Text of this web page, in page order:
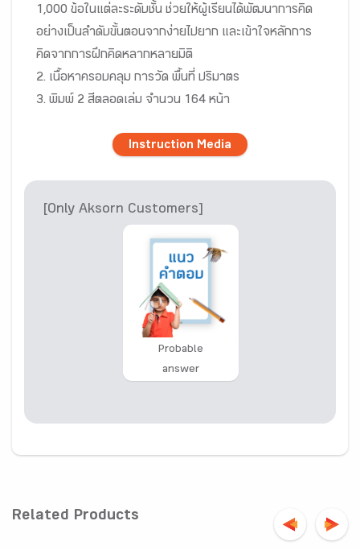
1,000 ข้อในแต่ละระดับชั้น ช่วยให้ผู้เรียนได้พัฒนาการคิด
อย่างเป็นลำดับขั้นตอนจากง่ายไปยาก และเข้าใจหลักการ
คิดจากการฝึกคิดหลากหลายมิติ
2. เนื้อหาครอบคลุม การวัด พื้นที่ ปริมาตร
3. พิมพ์ 2 สีตลอดเล่ม จำนวน 164 หน้า
Instruction Media
[Only Aksorn Customers]
Probable
answer
Related Products